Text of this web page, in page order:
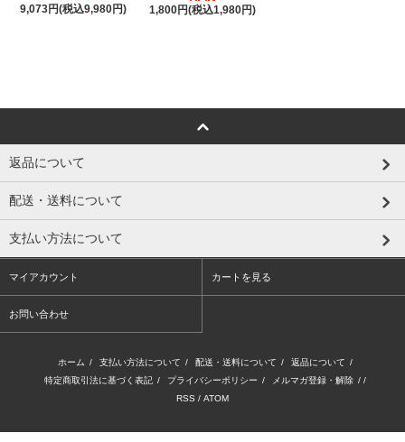
9,073円(税込9,980円)
1,800円(税込1,980円)
返品について
配送・送料について
支払い方法について
マイアカウント カートを見る
お問い合わせ
ホーム / 支払い方法について / 配送・送料について / 返品について /
特定商取引法に基づく表記 / プライバシーポリシー / メルマガ登録・解除 / /
RSS / ATOM